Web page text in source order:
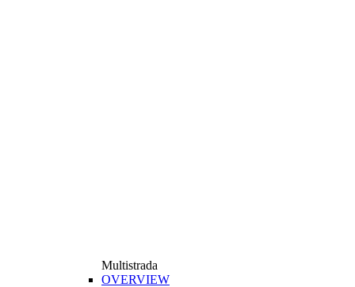
Multistrada
OVERVIEW